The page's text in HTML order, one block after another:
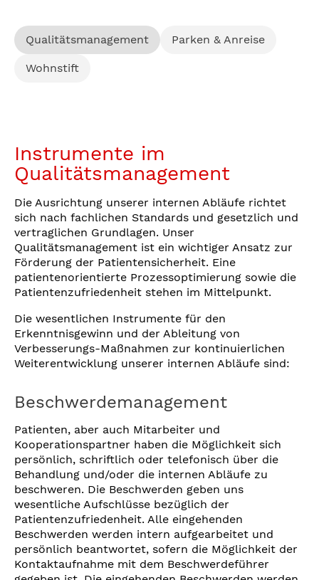
Qualitätsmanagement Parken & Anreise
Wohnstift
Instrumente im
Qualitätsmanagement
Die Ausrichtung unserer internen Abläufe richtet
sich nach fachlichen Standards und gesetzlich und
vertraglichen Grundlagen. Unser
Qualitätsmanagement ist ein wichtiger Ansatz zur
Förderung der Patientensicherheit. Eine
patientenorientierte Prozessoptimierung sowie die
Patientenzufriedenheit stehen im Mittelpunkt.
Die wesentlichen Instrumente für den
Erkenntnisgewinn und der Ableitung von
Verbesserungs-Maßnahmen zur kontinuierlichen
Weiterentwicklung unserer internen Abläufe sind:
Beschwerdemanagement
Patienten, aber auch Mitarbeiter und
Kooperationspartner haben die Möglichkeit sich
persönlich, schriftlich oder telefonisch über die
Behandlung und/oder die internen Abläufe zu
beschweren. Die Beschwerden geben uns
wesentliche Aufschlüsse bezüglich der
Patientenzufriedenheit. Alle eingehenden
Beschwerden werden intern aufgearbeitet und
persönlich beantwortet, sofern die Möglichkeit der
Kontaktaufnahme mit dem Beschwerdeführer